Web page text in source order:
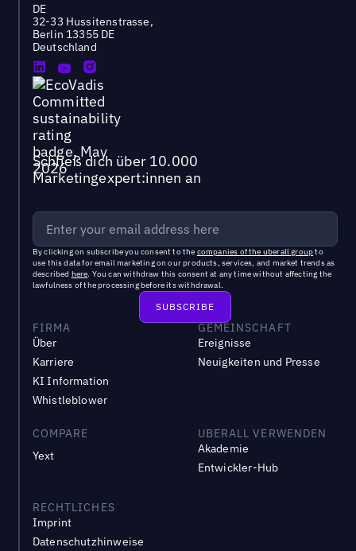
DE
32-33 Hussitenstrasse,
Berlin 13355 DE
Deutschland
Schließ dich über 10.000
Marketingexpert:innen an
By clicking on subscribe you consent to the companies of the uberall groupto
use this data for email marketing on our products, services, and market trends as
described here. You can withdraw this consent at any time without affecting the
lawfulness of the processing before its withdrawal.
FIRMA
Über
Karriere
KI Information
Whistleblower
GEMEINSCHAFT
Ereignisse
Neuigkeiten und Presse
COMPARE
Yext
UBERALL VERWENDEN
Akademie
Entwickler-Hub
RECHTLICHES
Imprint
Datenschutzhinweise